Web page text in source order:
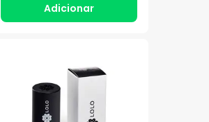
Adicionar